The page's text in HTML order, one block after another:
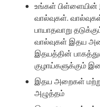
உங்கள் பிள்ளையின்
வால்வுகள்.
பாயாதவாறு
வால்வுகள் இதய
இதயத்தின்
குழாய்களுக்கும்
இதய அறைகள்
அழுத்தம்